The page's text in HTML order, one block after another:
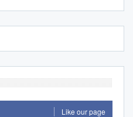
Like our page